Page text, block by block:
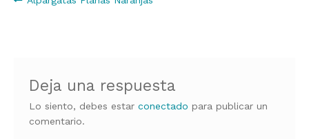
Deja una respuesta
Lo siento, debes estarconectado para publicar un
comentario.